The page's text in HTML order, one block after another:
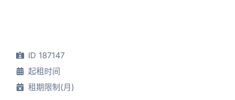
ID 187147
起租时间
租期限制(月)